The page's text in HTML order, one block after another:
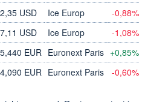
USD Ice Europ -0,88%
USD Ice Europ -1,08%
EUR Euronext Paris +0,85%
EUR Euronext Paris -0,60%